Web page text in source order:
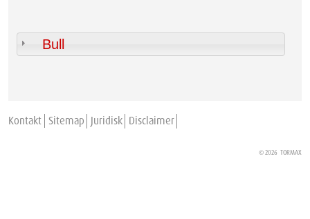
Bull
Kontakt Sitemap Juridisk Disclaimer
© 2026 TORMAX